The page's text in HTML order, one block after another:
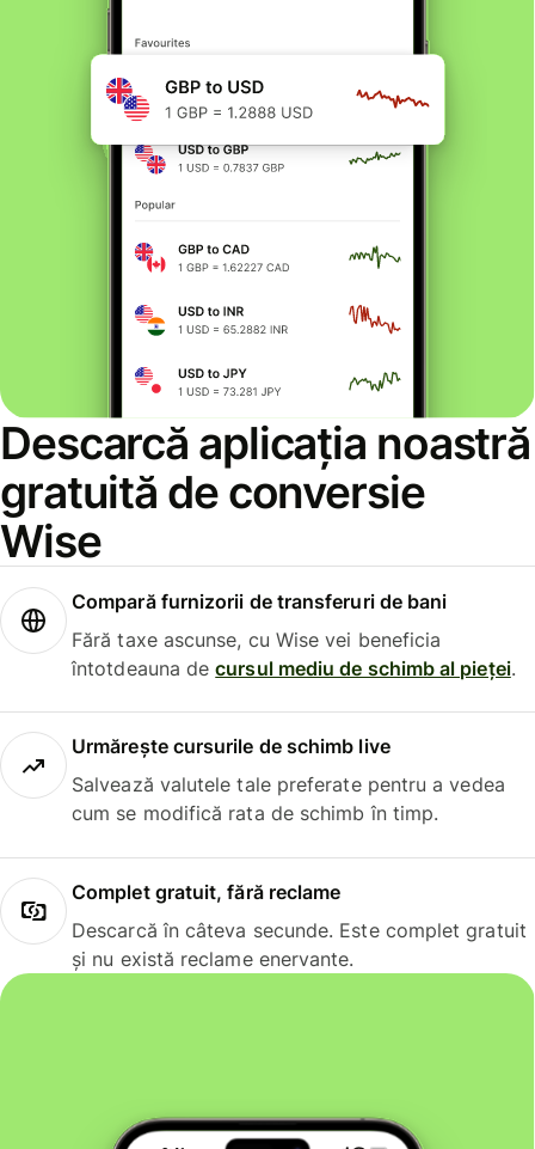
Descarcă aplicația noastră
gratuită de conversie
Wise
Compară furnizorii de transferuri de bani
Fără taxe ascunse, cu Wise vei beneficia
întotdeauna decursul mediu de schimb al pieței.
Urmărește cursurile de schimb live
Salvează valutele tale preferate pentru a vedea
cum se modifică rata de schimb în timp.
Complet gratuit, fără reclame
Descarcă în câteva secunde. Este complet gratuit
și nu există reclame enervante.